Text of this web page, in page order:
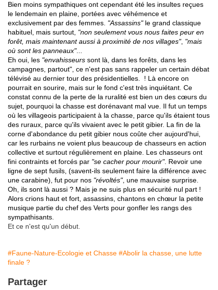
Bien moins sympathiques ont cependant été les insultes reçues
le lendemain en plaine, portées avec véhémence et
exclusivement par des femmes. "Assassins" le grand classique
habituel, mais surtout, "non seulement vous nous faites peur en
forêt, mais maintenant aussi à proximité de nos villages", "mais
où sont les panneaux"...
Eh oui, les "envahisseurs sont là, dans les forêts, dans les
campagnes, partout", ce n'est pas sans rappeler un certain débat
télévisé au dernier tour des présidentielles. ! Là encore on
pourrait en sourire, mais sur le fond c'est très inquiétant. Ce
constat connu de la perte de la ruralité est bien un des cœurs du
sujet, pourquoi la chasse est dorénavant mal vue. Il fut un temps
où les villageois participaient à la chasse, parce qu'ils étaient tous
des ruraux, parce qu'ils vivaient avec le petit gibier. La fin de la
corne d'abondance du petit gibier nous coûte cher aujourd'hui,
car les rurbains ne voient plus beaucoup de chasseurs en action
collective et surtout régulièrement en plaine. Les chasseurs ont
fini contraints et forcés par "se cacher pour mourir". Revoir une
ligne de sept fusils, (savent-ils seulement faire la différence avec
une carabine), fut pour nos "révoltés", une mauvaise surprise.
Oh, ils sont là aussi ? Mais je ne suis plus en sécurité nul part !
Alors crions haut et fort, assassins, chantons en chœur la petite
musique partie du chef des Verts pour gonfler les rangs des
sympathisants.
Et ce n'est qu'un début.
#Faune-Nature-Ecologie et Chasse #Abolir la chasse, une lutte
finale ?
Partager